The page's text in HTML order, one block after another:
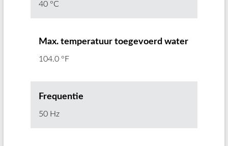
40 °C
Max. temperatuur toegevoerd water
104.0 °F
Frequentie
50 Hz